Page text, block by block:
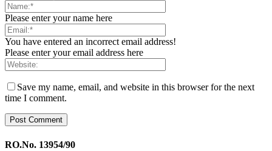
Please enter your name here
You have entered an incorrect email address!
Please enter your email address here
Save my name, email, and website in this browser for the next
time I comment.
RO.No. 13954/90